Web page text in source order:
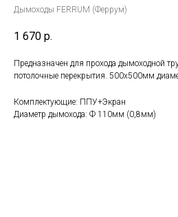
Дымоходы FERRUM (Феррум)
1 670 р.
Предназначен для прохода дымоходной
потолочные перекрытия. 500х500мм
Комплектующие: ППУ+Экран
Диаметр дымохода: Ф 110мм (0,8мм)